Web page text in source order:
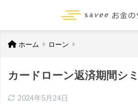
ホーム ローン
カードローン返済期間シ
2024年5月24日